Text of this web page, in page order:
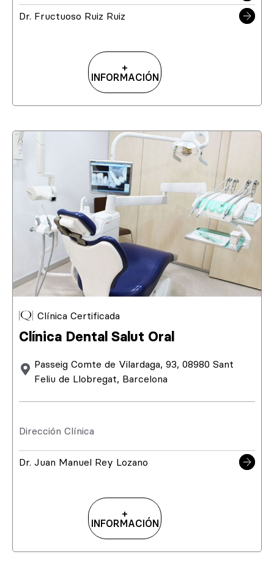
Dr. Fructuoso Ruiz Ruiz
+
INFORMACIÓN
Clínica Certificada
Clínica Dental Salut Oral
Passeig Comte de Vilardaga, 93, 08980 Sant
Feliu de Llobregat, Barcelona
Dirección Clínica
Dr. Juan Manuel Rey Lozano
+
INFORMACIÓN